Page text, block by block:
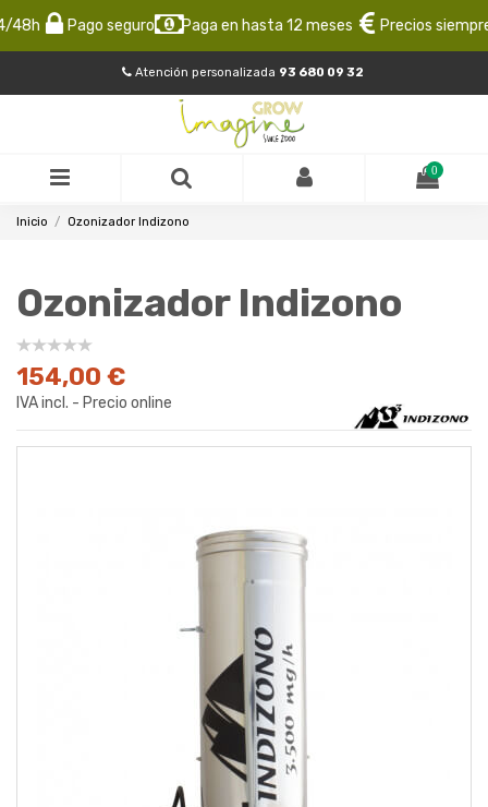
Pago seguro Paga en hasta 12 meses Precios siempre
Atención personalizada 93 680 09 32
0
Inicio Ozonizador Indizono
Ozonizador Indizono
154,00 €
IVA incl. - Precio online